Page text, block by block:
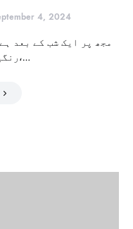
4, 2024
مجھ پر ایک شب کے بعد
رنگینوہ ایک تصور ہے،…